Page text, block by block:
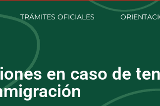
TRÁMITES OFICIALES
en caso de